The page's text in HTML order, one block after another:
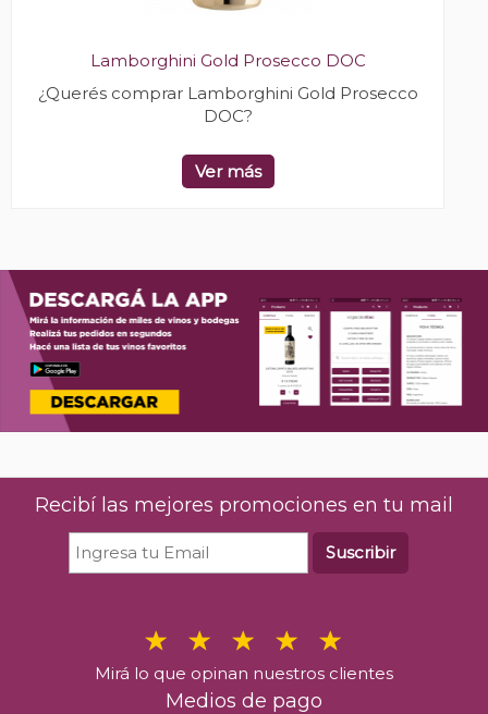
Lamborghini Gold Prosecco DOC
¿Querés comprar Lamborghini Gold Prosecco
DOC?
Ver más
Recibí las mejores promociones en tu mail
Suscribir
Mirá lo que opinan nuestros clientes
Medios de pago